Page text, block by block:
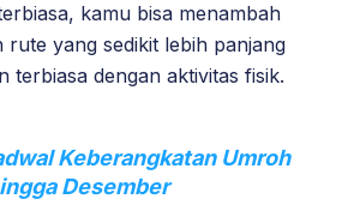
kamu bisa menambah
rute yang sedikit lebih panjang
terbiasa dengan aktivitas fisik.
Keberangkatan Umroh
Desember